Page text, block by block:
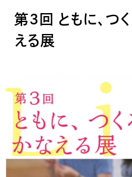
第３回 ともに、つ
える展